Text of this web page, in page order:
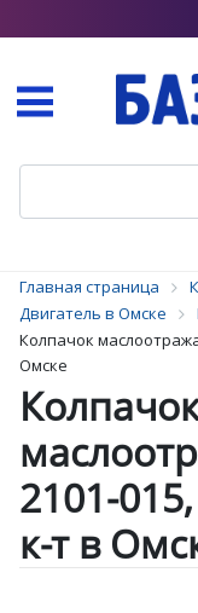
Главная страница
Двигатель в Омске
Колпачок
Омске
2101-
к-т в